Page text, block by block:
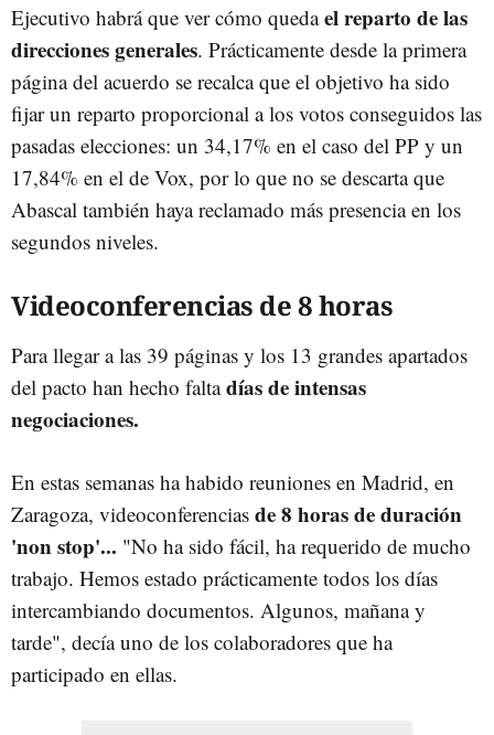
Ejecutivo habrá que ver cómo quedael reparto de las
direcciones generales. Prácticamente desde la primera
página del acuerdo se recalca que el objetivo ha sido
fijar un reparto proporcional a los votos conseguidos las
pasadas elecciones: un 34,17% en el caso del PP y un
17,84% en el de Vox, por lo que no se descarta que
Abascal también haya reclamado más presencia en los
segundos niveles.
Videoconferencias de 8 horas
Para llegar a las 39 páginas y los 13 grandes apartados
del pacto han hecho faltadías de intensas
negociaciones.
En estas semanas ha habido reuniones en Madrid, en
Zaragoza, videoconferencias de 8 horas de duración
'non stop'... "No ha sido fácil, ha requerido de mucho
trabajo. Hemos estado prácticamente todos los días
intercambiando documentos. Algunos, mañana y
tarde", decía uno de los colaboradores que ha
participado en ellas.